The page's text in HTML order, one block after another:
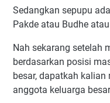
Sedangkan sepupu
Pakde atau Budhe
Nah sekarang setelah
berdasarkan posisi
besar, dapatkah
anggota keluarga